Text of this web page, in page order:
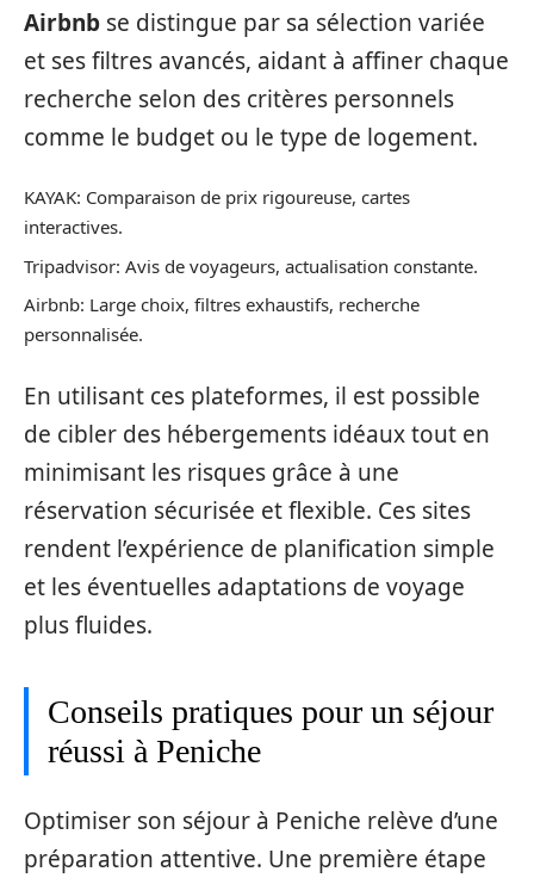
Airbnb se distingue par sa sélection variée
et ses filtres avancés, aidant à affiner chaque
recherche selon des critères personnels
comme le budget ou le type de logement.
KAYAK: Comparaison de prix rigoureuse, cartes
interactives.
Tripadvisor: Avis de voyageurs, actualisation constante.
Airbnb: Large choix, filtres exhaustifs, recherche
personnalisée.
En utilisant ces plateformes, il est possible
de cibler des hébergements idéaux tout en
minimisant les risques grâce à une
réservation sécurisée et flexible. Ces sites
rendent l’expérience de planification simple
et les éventuelles adaptations de voyage
plus fluides.
Conseils pratiques pour un séjour
réussi à Peniche
Optimiser son séjour à Peniche relève d’une
préparation attentive. Une première étape